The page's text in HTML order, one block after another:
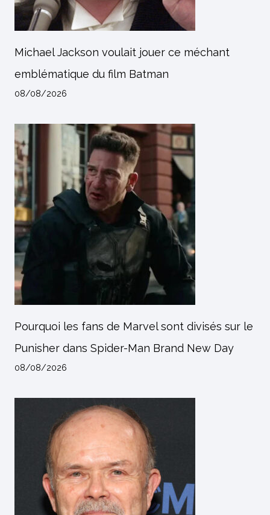
Michael Jackson voulait jouer ce méchant
emblématique du film Batman
08/08/2026
Pourquoi les fans de Marvel sont divisés sur le
Punisher dans Spider-Man Brand New Day
08/08/2026